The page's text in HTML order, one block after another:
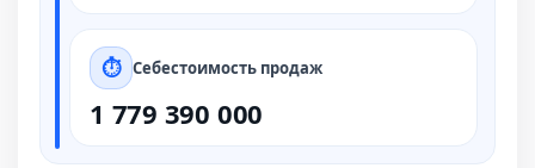
Себестоимость продаж
1 779 390 000